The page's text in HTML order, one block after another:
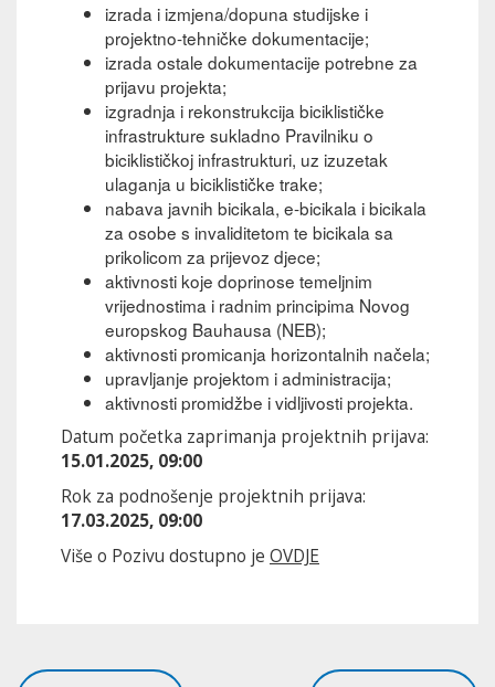
izrada i izmjena/dopuna studijske i
projektno-tehničke dokumentacije;
izrada ostale dokumentacije potrebne za
prijavu projekta;
izgradnja i rekonstrukcija biciklističke
infrastrukture sukladno Pravilniku o
biciklističkoj infrastrukturi, uz izuzetak
ulaganja u biciklističke trake;
nabava javnih bicikala, e-bicikala i bicikala
za osobe s invaliditetom te bicikala sa
prikolicom za prijevoz djece;
aktivnosti koje doprinose temeljnim
vrijednostima i radnim principima Novog
europskog Bauhausa (NEB);
aktivnosti promicanja horizontalnih načela;
upravljanje projektom i administracija;
aktivnosti promidžbe i vidljivosti projekta.
Datum početka zaprimanja projektnih prijava:
15.01.2025, 09:00
Rok za podnošenje projektnih prijava:
17.03.2025, 09:00
Više o Pozivu dostupno je OVDJE